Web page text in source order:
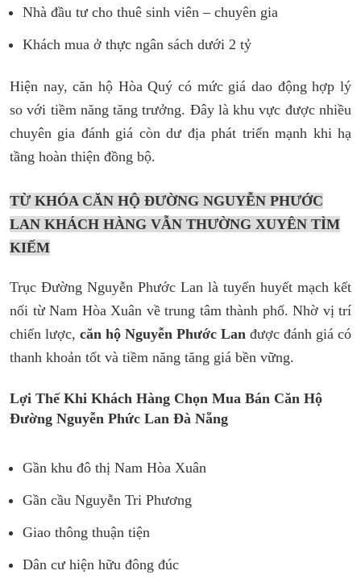
Nhà đầu tư cho thuê sinh viên – chuyên gia
Khách mua ở thực ngân sách dưới 2 tỷ
Hiện nay, căn hộ Hòa Quý có mức giá dao động hợp lý
so với tiềm năng tăng trưởng. Đây là khu vực được nhiều
chuyên gia đánh giá còn dư địa phát triển mạnh khi hạ
tầng hoàn thiện đồng bộ.
TỪ KHÓA CĂN HỘ ĐƯỜNG NGUYỄN PHƯỚC
LAN KHÁCH HÀNG VẪN THƯỜNG XUYÊN TÌM
KIẾM
Trục Đường Nguyễn Phước Lan là tuyến huyết mạch kết
nối từ Nam Hòa Xuân về trung tâm thành phố. Nhờ vị trí
chiến lược, căn hộ Nguyễn Phước Lan được đánh giá có
thanh khoản tốt và tiềm năng tăng giá bền vững.
Lợi Thế Khi Khách Hàng Chọn Mua Bán Căn Hộ
Đường Nguyễn Phức Lan Đà Nẵng
Gần khu đô thị Nam Hòa Xuân
Gần cầu Nguyễn Tri Phương
Giao thông thuận tiện
Dân cư hiện hữu đông đúc